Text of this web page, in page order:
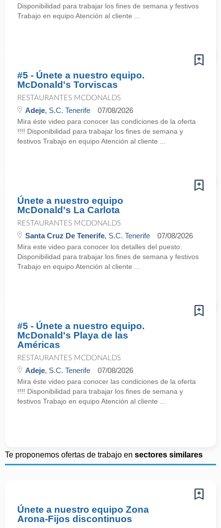
Disponibilidad para trabajar los fines de semana y festivos
Trabajo en equipo Atención al cliente ...
#5 - Únete a nuestro equipo.
McDonald's Torviscas
RESTAURANTES MCDONALDS
Adeje, S.C. Tenerife 07/08/2026
Mira éste video para conocer las condiciones de la oferta
!!!! Disponibilidad para trabajar los fines de semana y
festivos Trabajo en equipo Atención al cliente ...
Únete a nuestro equipo
McDonald's La Carlota
RESTAURANTES MCDONALDS
Santa Cruz De Tenerife, S.C. Tenerife 07/08/2026
Mira este video para conocer los detalles del puesto:
Disponibilidad para trabajar los fines de semana y festivos
Trabajo en equipo Atención al cliente ...
#5 - Únete a nuestro equipo.
McDonald's Playa de las
Américas
RESTAURANTES MCDONALDS
Adeje, S.C. Tenerife 07/08/2026
Mira éste video para conocer las condiciones de la oferta
!!!! Disponibilidad para trabajar los fines de semana y
festivos Trabajo en equipo Atención al cliente ...
Te proponemos ofertas de trabajo en sectores similares
Únete a nuestro equipo Zona
Arona-Fijos discontinuos